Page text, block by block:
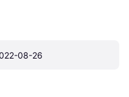
08-26